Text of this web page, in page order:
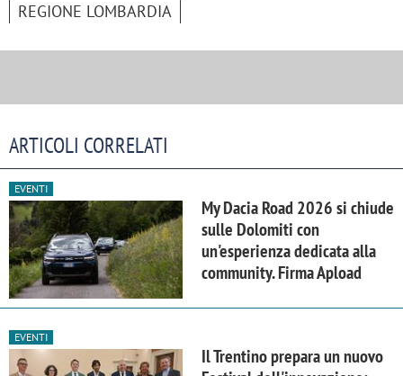
REGIONE LOMBARDIA
ARTICOLI CORRELATI
EVENTI
My Dacia Road 2026 si chiude
sulle Dolomiti con
un'esperienza dedicata alla
community. Firma Apload
EVENTI
Il Trentino prepara un nuovo